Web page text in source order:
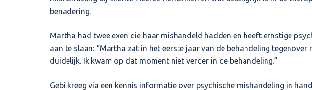
benadering.
Martha had twee exen die haar mishandeld hadden en heeft ernstige
aan te slaan: “Martha zat in het eerste jaar van de behandeling
duidelijk. Ik kwam op dat moment niet verder in de behandeling.”
Gebi kreeg via een kennis informatie over psychische mishandeling in